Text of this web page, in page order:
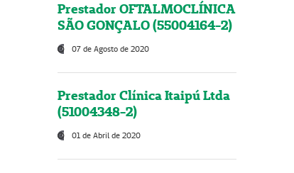
Prestador OFTALMOCLÍNICA
SÃO GONÇALO (55004164-2)
07 de Agosto de 2020
Prestador Clínica Itaipú Ltda
(51004348-2)
01 de Abril de 2020